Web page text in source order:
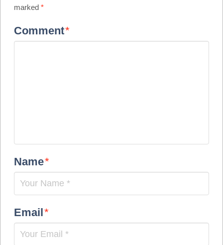
marked *
Comment*
Name*
Email*